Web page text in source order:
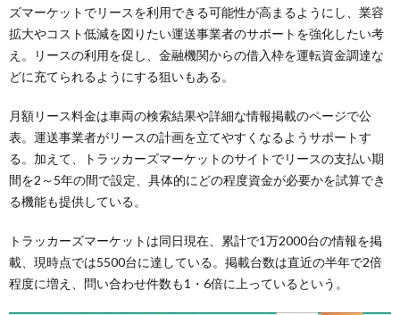
ズマーケットでリースを利用できる可能性が高まるようにし、業容
拡大やコスト低減を図りたい運送事業者のサポートを強化したい考
え。リースの利用を促し、金融機関からの借入枠を運転資金調達な
どに充てられるようにする狙いもある。
月額リース料金は車両の検索結果や詳細な情報掲載のページで公
表。運送事業者がリースの計画を立てやすくなるようサポートす
る。加えて、トラッカーズマーケットのサイトでリースの支払い期
間を2～5年の間で設定、具体的にどの程度資金が必要かを試算でき
る機能も提供している。
トラッカーズマーケットは同日現在、累計で1万2000台の情報を掲
載、現時点では5500台に達している。掲載台数は直近の半年で2倍
程度に増え、問い合わせ件数も1・6倍に上っているという。